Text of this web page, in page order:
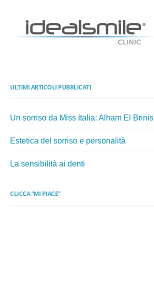
ULTIMI ARTICOLI PUBBLICATI
Un sorriso da Miss Italia: Alham El Brinis
Estetica del sorriso e personalità
La sensibilità ai denti
CLICCA “MI PIACE”